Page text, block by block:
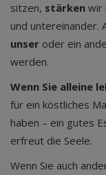
sitzen, stärken wir
und untereinander.
unser oder ein
werden.
Wenn Sie alleine
für ein köstliches
haben – ein gutes
erfreut die Seele.
Wenn Sie auch